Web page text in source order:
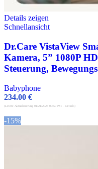
Details zeigen
Schnellansicht
Dr.Care VistaView
Kamera, 5” 1080P
Steuerung,
Babyphone
234.00 €
(Letzte Aktualisierung 01/21/2026 00:50 PST - Details)
-15%